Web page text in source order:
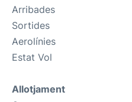
Arribades
Sortides
Aerolínies
Estat Vol
Allotjament